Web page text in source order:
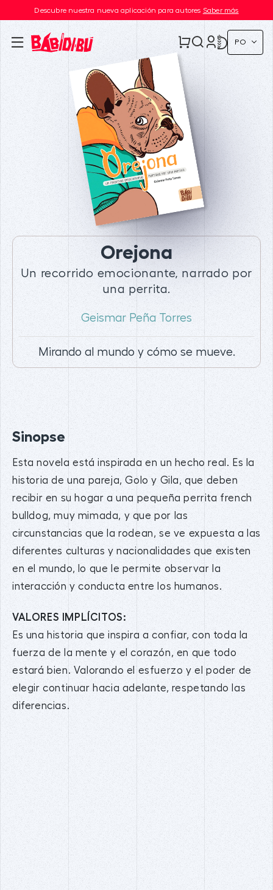
Descubre nuestra nueva aplicación para autores Saber más
PO
Orejona
Un recorrido emocionante, narrado por
una perrita.
Geismar Peña Torres
Mirando al mundo y cómo se mueve.
Sinopse
Esta novela está inspirada en un hecho real. Es la
historia de una pareja, Golo y Gila, que deben
recibir en su hogar a una pequeña perrita french
bulldog, muy mimada, y que por las
circunstancias que la rodean, se ve expuesta a las
diferentes culturas y nacionalidades que existen
en el mundo, lo que le permite observar la
interacción y conducta entre los humanos.
VALORES IMPLÍCITOS:
Es una historia que inspira a confiar, con toda la
fuerza de la mente y el corazón, en que todo
estará bien. Valorando el esfuerzo y el poder de
elegir continuar hacia adelante, respetando las
diferencias.